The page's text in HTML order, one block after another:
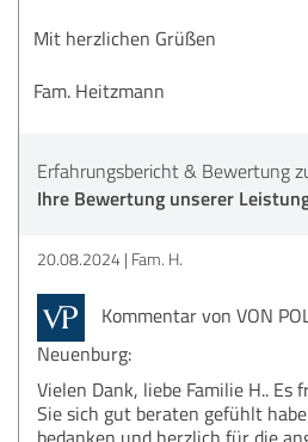
Mit herzlichen Grüßen
Fam. Heitzmann
Erfahrungsbericht & Bewertung
Ihre Bewertung unserer
20.08.2024 Fam. H.
Kommentar von VON
Neuenburg:
Vielen Dank, liebe Familie H.. Es
Sie sich gut beraten gefühlt